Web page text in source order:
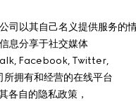
司以其自己名义提供服务的
息分享于社交媒体
Facebook, Twitter,
拥有和经营的在线平台
各自的隐私政策，